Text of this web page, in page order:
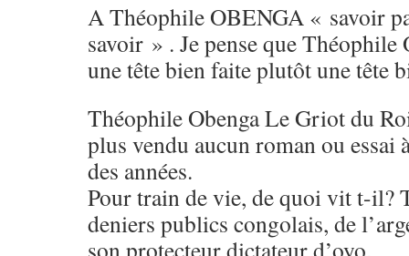
A Théophile OBENGA « savoir
savoir » . Je pense que Théophile
une tête bien faite plutôt une tête
Théophile Obenga Le Griot du
plus vendu aucun roman ou essai
des années.
Pour train de vie, de quoi vit t-il?
deniers publics congolais, de
son protecteur dictateur d’oyo.